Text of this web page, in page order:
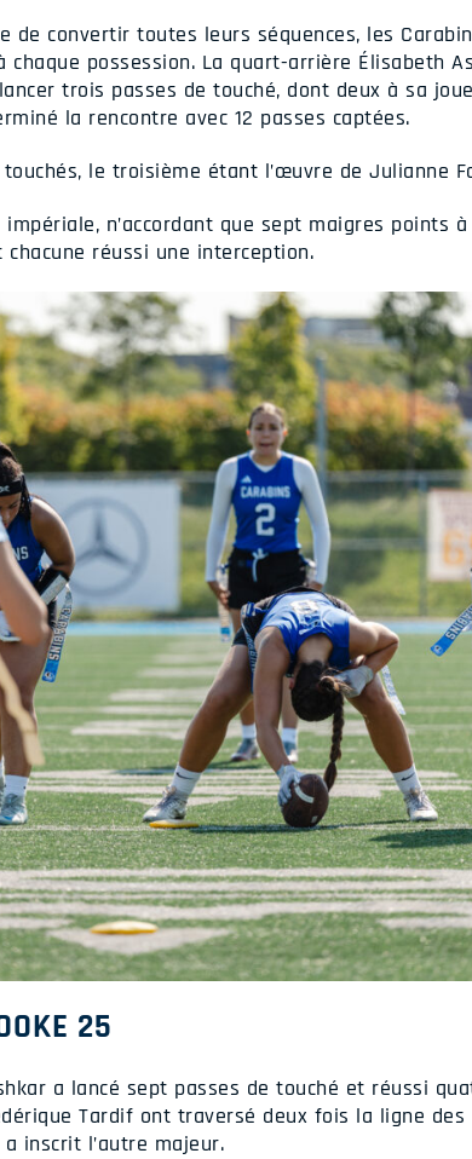
de convertir toutes leurs séquences, les
possession. La quart-arrière Élisabeth
trois passes de touché, dont deux à sa
la rencontre avec 12 passes captées.
le troisième étant l’œuvre de Julianne
n’accordant que sept maigres points
réussi une interception.
25
a lancé sept passes de touché et réussi
Tardif ont traversé deux fois la ligne
inscrit l’autre majeur.